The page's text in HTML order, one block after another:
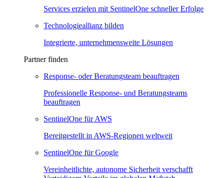
Services erzielen mit SentinelOne schneller Erfolge
Technologieallianz bilden
Integrierte, unternehmensweite Lösungen
Partner finden
Response- oder Beratungsteam beauftragen
Professionelle Response- und Beratungsteams
beauftragen
SentinelOne für AWS
Bereitgestellt in AWS-Regionen weltweit
SentinelOne für Google
Vereinheitlichte, autonome Sicherheit verschafft